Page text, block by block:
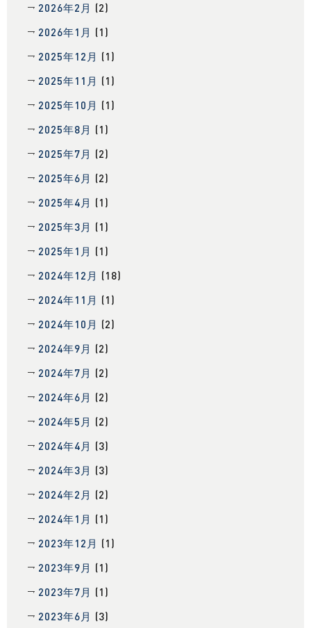
2026年2月 (2)
2026年1月 (1)
2025年12月 (1)
2025年11月 (1)
2025年10月 (1)
2025年8月 (1)
2025年7月 (2)
2025年6月 (2)
2025年4月 (1)
2025年3月 (1)
2025年1月 (1)
2024年12月 (18)
2024年11月 (1)
2024年10月 (2)
2024年9月 (2)
2024年7月 (2)
2024年6月 (2)
2024年5月 (2)
2024年4月 (3)
2024年3月 (3)
2024年2月 (2)
2024年1月 (1)
2023年12月 (1)
2023年9月 (1)
2023年7月 (1)
2023年6月 (3)